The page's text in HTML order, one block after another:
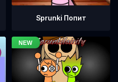
Sprunki Попит